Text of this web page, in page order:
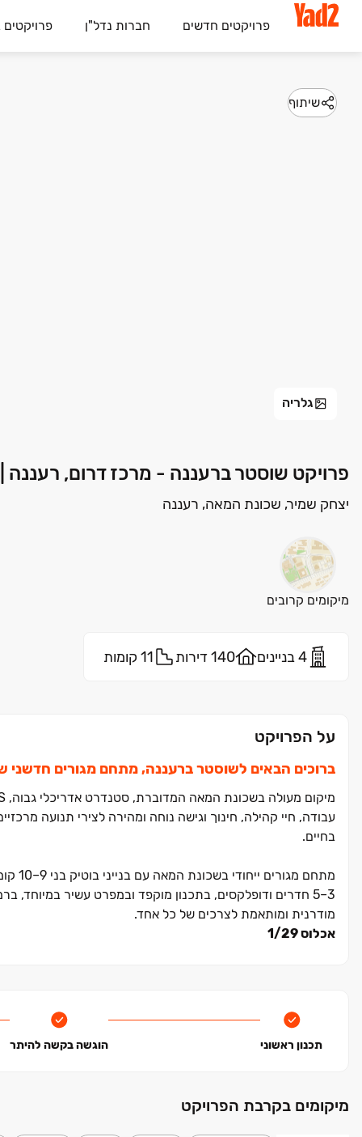
פרויקטים חדשים חברות נדל"ן
שיתוף
גלריה
פרויקט שוסטר ברעננה - מרכז דרום, רעננה
יצחק שמיר, שכונת המאה, רעננה
מיקומים קרובים
4 בניינים 140 דירות 11 קומות
על הפרויקט
ברוכים הבאים לשוסטר ברעננה, מתחם מגורים חדשני של ‏5 בניינים בני ‏10 קומות המשלבים את כל מה שצריך לחיים
עבודה, חיי קהילה, חינוך וגישה נוחה ומהירה לצירי תנועה
בחיים.
‏3‏–‏5 חדרים ודופלקסים, בתכנון מוקפד ובמפרט עשיר
מודרנית ומותאמת לצרכים של כל אחד.
אכלוס 1/29
תכנון ראשוני הוגשה בקשה להיתר
מיקומים בקרבת הפרויקט